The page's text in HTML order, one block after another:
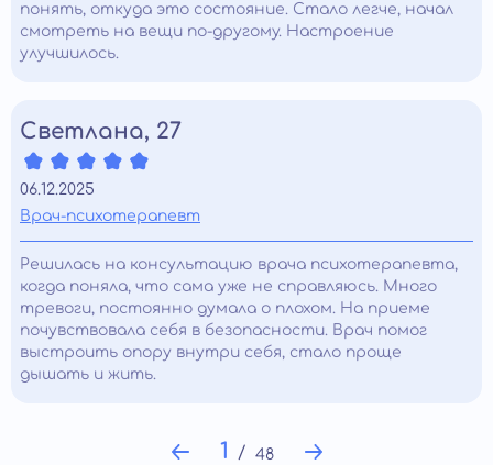
понять, откуда это состояние. Стало легче, начал
смотреть на вещи по-другому. Настроение
улучшилось.
Светлана, 27
06.12.2025
Врач-психотерапевт
Решилась на консультацию врача психотерапевта,
когда поняла, что сама уже не справляюсь. Много
тревоги, постоянно думала о плохом. На приеме
почувствовала себя в безопасности. Врач помог
выстроить опору внутри себя, стало проще
дышать и жить.
1 48